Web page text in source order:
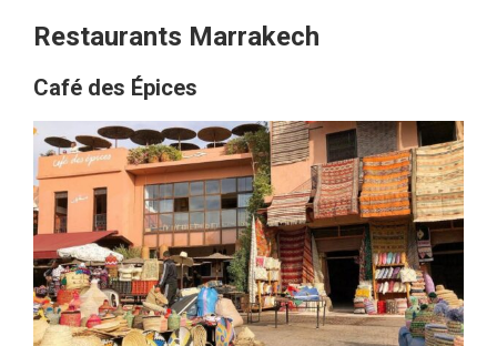
Restaurants Marrakech
Café des Épices